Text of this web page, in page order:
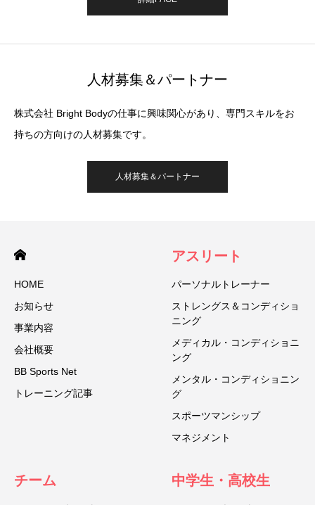
人材募集＆パートナー
株式会社 Bright Bodyの仕事に興味関心があり、専門スキルをお
持ちの方向けの人材募集です。
人材募集＆パートナー
HOME
お知らせ
事業内容
会社概要
BB Sports Net
トレーニング記事
アスリート
パーソナルトレーナー
ストレングス＆コンディショ
ニング
メディカル・コンディショニ
ング
メンタル・コンディショニン
グ
スポーツマンシップ
マネジメント
チーム 中学生・高校生